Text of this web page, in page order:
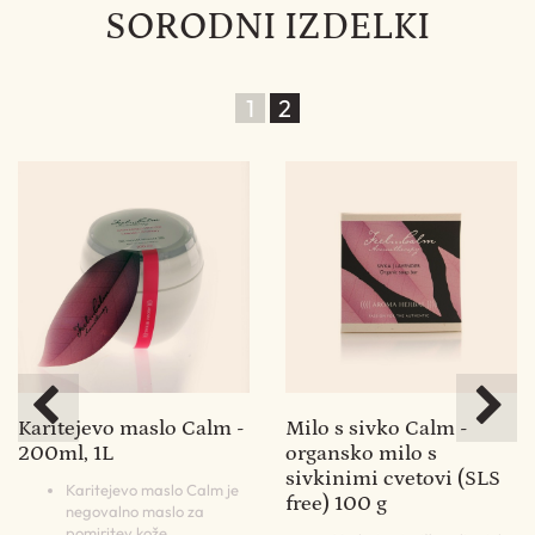
SORODNI IZDELKI
1 2
Karitejevo maslo Calm -
200ml, 1L
Karitejevo maslo Calm je
negovalno maslo za
Milo s sivko Calm -
organsko milo s
sivkinimi cvetovi (SLS
free) 100 g